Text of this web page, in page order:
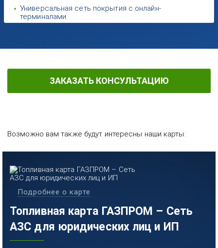
Универсальная сеть покрытия с онлайн-
терминалами.
ЗАКАЗАТЬ КОНСУЛЬТАЦИЮ
Возможно вам также будут интересны наши карты:
Топливная карта ГАЗПРОМ – Сеть
АЗС для юридических лиц и ИП
Подробнее о карте